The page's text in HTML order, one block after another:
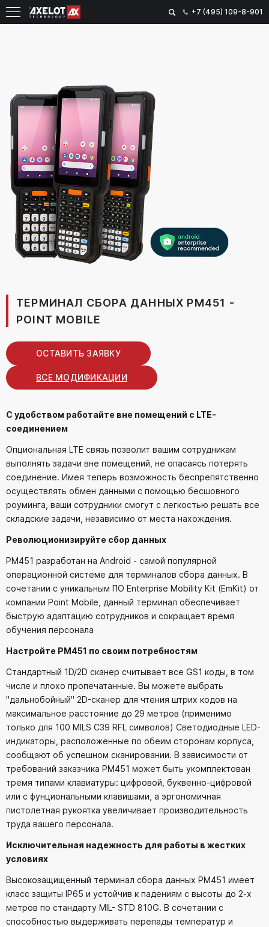
+7 (495) 109-8-901
ТЕРМИНАЛ СБОРА ДАННЫХ PM451 -
POINT MOBILE
ОСТАВИТЬ ЗАЯВКУ
ВСЕ МОДИФИКАЦИИ
С удобством работайте вне помещений с LTE-
соединением
Опциональная LTE связь позволит вашим сотрудникам
выполнять задачи вне помещений, не опасаясь потерять
соединение. Имея теперь возможность беспрепятственно
осуществлять обмен данными с помощью бесшовного
роуминга, ваши сотрудники смогут с легкостью решать все
складские задачи, независимо от места нахождения.
Революционизируйте сбор данных
PM451 разработан на Android - самой популярной
операционной системе для терминалов сбора данных. В
сочетании с уникальным ПО Enterprise Mobility Kit (EmKit) от
компании Point Mobile, данный терминал обеспечивает
быструю адаптацию сотрудников и сокращает время
обучения персонала
Настройте РМ451 по своим потребностям
Стандартный 1D/2D сканер считывает все GS1 коды, в том
числе и плохо пропечатанные. Вы можете выбрать
"дальнобойный" 2D-сканер для чтения штрих кодов на
максимальное расстояние до 29 метров (применимо
только для 100 MILS C39 RFL символов) Светодиодные LED-
индикаторы, расположенные по обеим сторонам корпуса,
сообщают об успешном сканировании. В зависимости от
требований заказчика РМ451 может быть укомплектован
тремя типами клавиатуры: цифровой, буквенно-цифровой
или с фунциональными клавишами, а эргономичная
пистолетная рукоятка увеличивает производительность
труда вашего персонала.
Исключительная надежность для работы в жестких
условиях
Высокозащищенный терминал сбора данных РМ451 имеет
класс защиты IP65 и устойчив к падениям с высоты до 2-х
метров по стандарту MIL- STD 810G. В сочетании с
способностью выдерживать перепады температур и